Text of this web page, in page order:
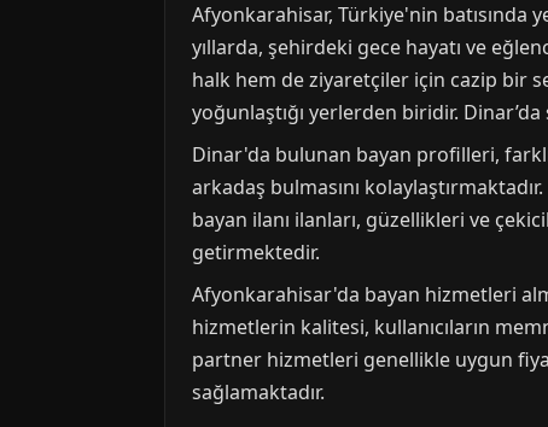
Afyonkarahisar, Türkiye'nin
yıllarda, şehirdeki gece hayatı ve
halk hem de ziyaretçiler için cazip bir
yoğunlaştığı yerlerden biridir.
Dinar'da bulunan bayan profilleri,
arkadaş bulmasını
bayan ilanı ilanları, güzellikleri ve
getirmektedir.
Afyonkarahisar'da bayan hizmetleri
hizmetlerin kalitesi, kullanıcıların
partner hizmetleri genellikle uygun
sağlamaktadır.